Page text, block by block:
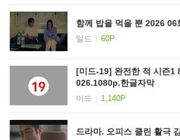
함께 밥을 먹을 뿐 2026 06
일드 60P
[미드-19] 완전한 적 시즌1
026.1080p.한글자막
미드 1,140P
드라마. 오피스 클린 활극